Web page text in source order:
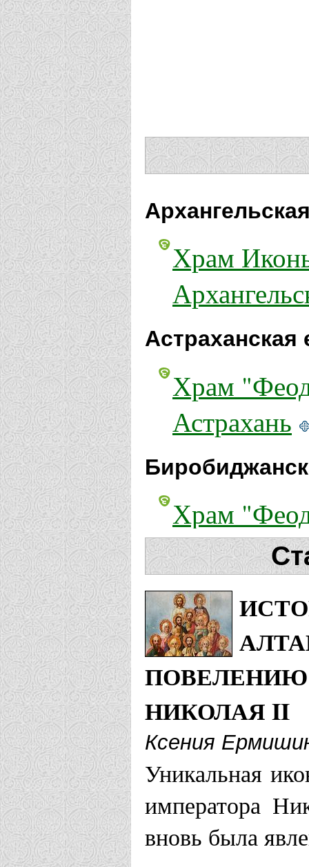
Храм
Астраханская
Храм
Астрахань
Храм
Храм
Ковров
Вятская
Храм
Киров
Галичская
ПОВЕЛЕНИЮ
НИКОЛАЯ II
Ксения
Уникальная
императора
вновь была